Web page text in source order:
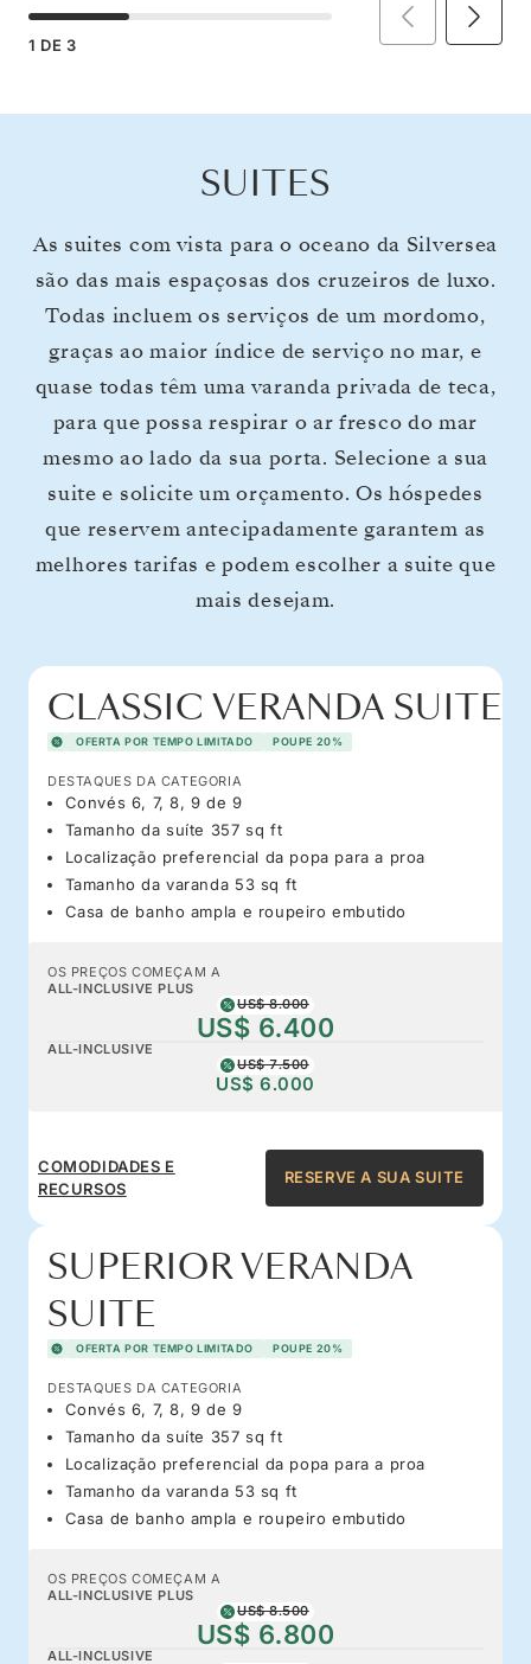
1 DE 3
SUITES
As suites com vista para o oceano da Silversea
são das mais espaçosas dos cruzeiros de luxo.
Todas incluem os serviços de um mordomo,
graças ao maior índice de serviço no mar, e
quase todas têm uma varanda privada de teca,
para que possa respirar o ar fresco do mar
mesmo ao lado da sua porta. Selecione a sua
suite e solicite um orçamento. Os hóspedes
que reservem antecipadamente garantem as
melhores tarifas e podem escolher a suite que
mais desejam.
CLASSIC VERANDA SUITE
OFERTA POR TEMPO LIMITADO POUPE 20%
DESTAQUES DA CATEGORIA
Convés 6, 7, 8, 9 de 9
Tamanho da suíte 357 sq ft
Localização preferencial da popa para a proa
Tamanho da varanda 53 sq ft
Casa de banho ampla e roupeiro embutido
OS PREÇOS COMEÇAM A
ALL-INCLUSIVE PLUS
US$ 8.000
US$ 6.400
ALL-INCLUSIVE
US$ 7.500
US$ 6.000
COMODIDADES E
RECURSOS
RESERVE A SUA SUITE
SUPERIOR VERANDA
SUITE
OFERTA POR TEMPO LIMITADO POUPE 20%
DESTAQUES DA CATEGORIA
Convés 6, 7, 8, 9 de 9
Tamanho da suíte 357 sq ft
Localização preferencial da popa para a proa
Tamanho da varanda 53 sq ft
Casa de banho ampla e roupeiro embutido
OS PREÇOS COMEÇAM A
ALL-INCLUSIVE PLUS
US$ 8.500
US$ 6.800
ALL-INCLUSIVE